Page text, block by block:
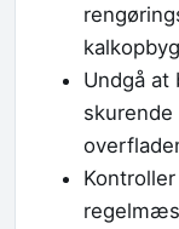
Undgå at
skurende